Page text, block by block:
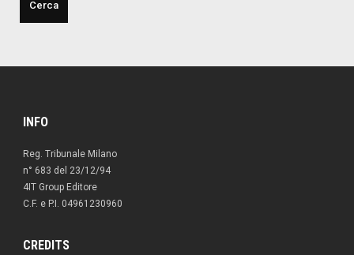
INFO
Reg. Tribunale Milano
n° 683 del 23/12/94
4IT Group Editore
C.F. e P.I. 04961230960
CREDITS